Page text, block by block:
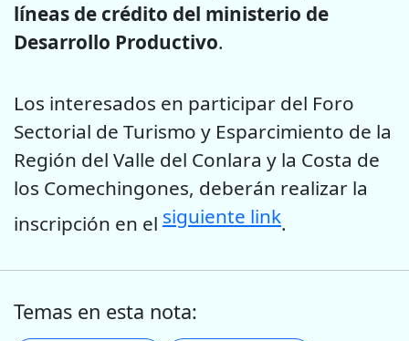
líneas de crédito del ministerio de
Desarrollo Productivo.
Los interesados en participar del Foro
Sectorial de Turismo y Esparcimiento de la
Región del Valle del Conlara y la Costa de
los Comechingones, deberán realizar la
inscripción en el siguiente link.
Temas en esta nota: